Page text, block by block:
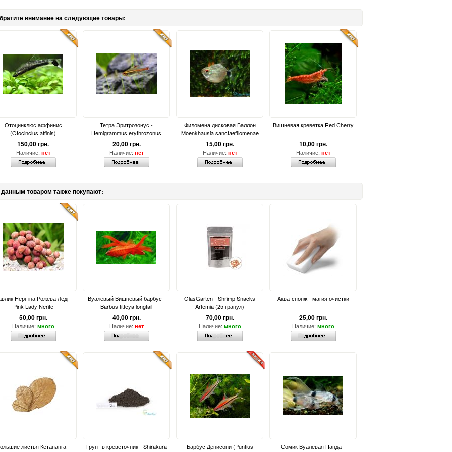
внимание на следующие товары:
Отоцинклюс аффинис
(Otocinclus affinis)
150,00 грн.
Наличие: нет
Тетра Эритрозонус -
Hemigrammus erythrozonus
20,00 грн.
Наличие: нет
Филомена дисковая Баллон
Moenkhausia sanctaefilomenae
15,00 грн.
Наличие: нет
Вишневая креветка Red Cherry
10,00 грн.
Наличие: нет
товаром также покупают:
Нерітіна Рожева Леді -
Pink Lady Nerite
50,00 грн.
Наличие: много
Вуалевый Вишневый барбус -
Barbus titteya longtail
40,00 грн.
Наличие: нет
GlasGarten - Shrimp Snacks
Artemia (25 гранул)
70,00 грн.
Наличие: много
Аква-спонж - магия очистки
25,00 грн.
Наличие: много
листья Кетапанга -
Грунт в креветочник - Shirakura
Барбус Денисони (Puntius
Сомик Вуалевая Панда -